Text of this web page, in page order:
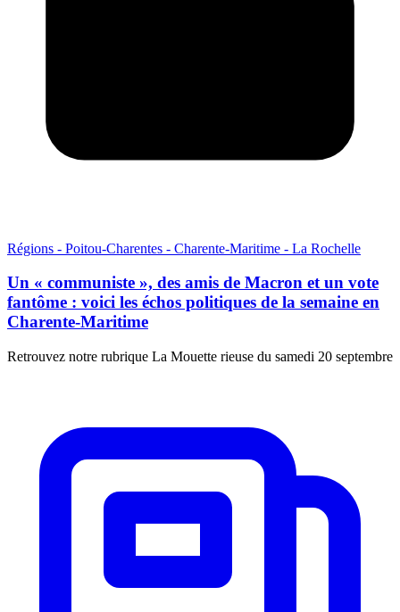
Régions - Poitou-Charentes - Charente-Maritime - La Rochelle
Un « communiste », des amis de Macron et un vote
fantôme : voici les échos politiques de la semaine en
Charente-Maritime
Retrouvez notre rubrique La Mouette rieuse du samedi 20 septembre